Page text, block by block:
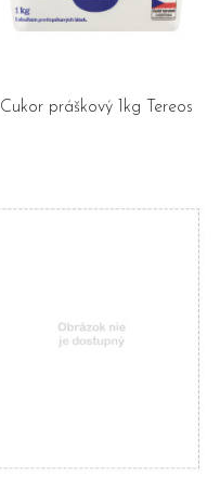
Cukor práškový 1kg Tereos